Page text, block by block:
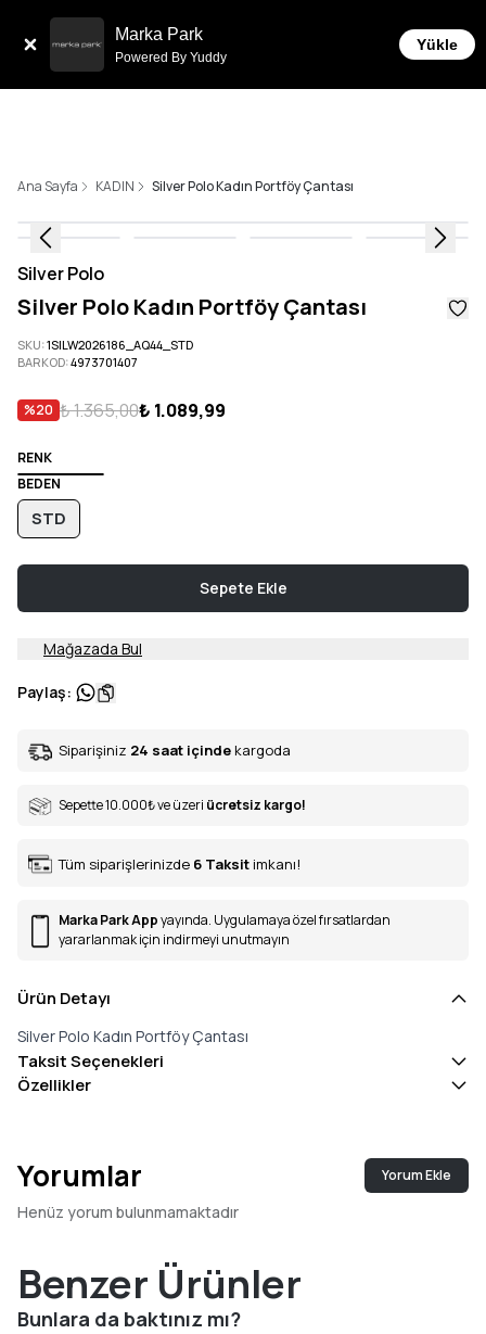
Marka Park
Powered By Yuddy
Yükle
Ana Sayfa KADIN Silver Polo Kadın Portföy Çantası
Silver Polo
Silver Polo Kadın Portföy Çantası
SKU:1SILW2026186_AQ44_STD
BARKOD:4973701407
%20 ₺ 1.365,00₺ 1.089,99
RENK
BEDEN
STD
Sepete Ekle
Mağazada Bul
Paylaş:
Siparişiniz 24 saat içinde kargoda
Sepette 10.000₺ve üzeri ücretsiz kargo!
Tüm siparişlerinizde 6 Taksit imkanı!
Marka Park Appyayında. Uygulamaya özel fırsatlardan
yararlanmak için indirmeyi unutmayın
Ürün Detayı
Silver Polo Kadın Portföy Çantası
Taksit Seçenekleri
Özellikler
Yorumlar Yorum Ekle
Henüz yorum bulunmamaktadır
Benzer Ürünler
Bunlara da baktınız mı?